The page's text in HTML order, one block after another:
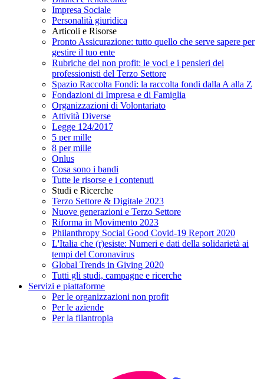
Impresa Sociale
Personalità giuridica
Articoli e Risorse
Pronto Assicurazione: tutto quello che serve sapere per
gestire il tuo ente
Rubriche del non profit: le voci e i pensieri dei
professionisti del Terzo Settore
Spazio Raccolta Fondi: la raccolta fondi dalla A alla Z
Fondazioni di Impresa e di Famiglia
Organizzazioni di Volontariato
Attività Diverse
Legge 124/2017
5 per mille
8 per mille
Onlus
Cosa sono i bandi
Tutte le risorse e i contenuti
Studi e Ricerche
Terzo Settore & Digitale 2023
Nuove generazioni e Terzo Settore
Riforma in Movimento 2023
Philanthropy Social Good Covid-19 Report 2020
L'Italia che (r)esiste: Numeri e dati della solidarietà ai
tempi del Coronavirus
Global Trends in Giving 2020
Tutti gli studi, campagne e ricerche
Servizi e piattaforme
Per le organizzazioni non profit
Per le aziende
Per la filantropia